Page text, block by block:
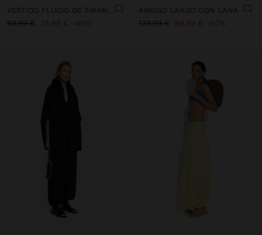
VESTIDO FLUIDO DE TIRANTES CON BORLAS
69,99 €
35,99 € 49%
ABRIGO LARGO CON LANA
139,99 €
69,99 € 50%